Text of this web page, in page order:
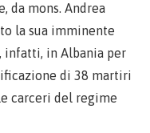
da mons. Andrea
la sua imminente
infatti, in Albania per
di 38 martiri
carceri del regime